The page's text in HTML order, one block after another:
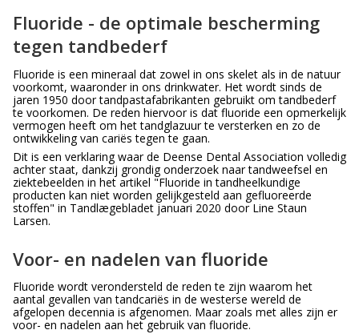
Fluoride - de optimale bescherming
tegen tandbederf
Fluoride is een mineraal dat zowel in ons skelet als in de natuur
voorkomt, waaronder in ons drinkwater. Het wordt sinds de
jaren 1950 door tandpastafabrikanten gebruikt om tandbederf
te voorkomen. De reden hiervoor is dat fluoride een opmerkelijk
vermogen heeft om het tandglazuur te versterken en zo de
ontwikkeling van cariës tegen te gaan.
Dit is een verklaring waar de Deense Dental Association volledig
achter staat, dankzij grondig onderzoek naar tandweefsel en
ziektebeelden in het artikel "Fluoride in tandheelkundige
producten kan niet worden gelijkgesteld aan gefluoreerde
stoffen" in Tandlægebladet januari 2020 door Line Staun
Larsen.
Voor- en nadelen van fluoride
Fluoride wordt verondersteld de reden te zijn waarom het
aantal gevallen van tandcariës in de westerse wereld de
afgelopen decennia is afgenomen. Maar zoals met alles zijn er
voor- en nadelen aan het gebruik van fluoride.